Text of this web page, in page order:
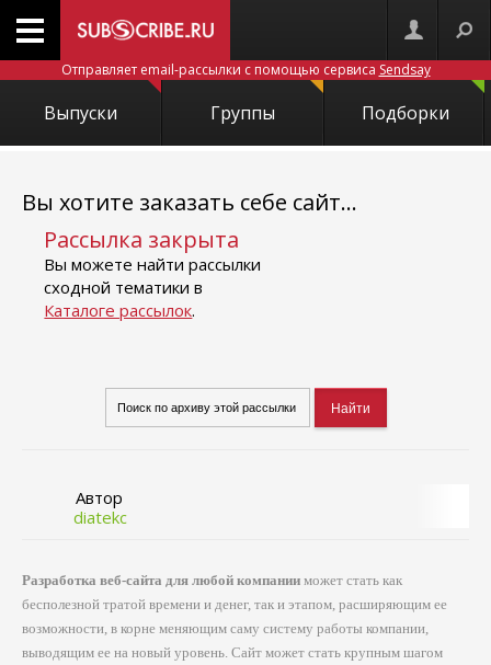
Отправляет email-рассылки с помощью сервиса Sendsay
Выпуски Группы Подборки
Вы хотите заказать себе сайт...
Рассылка закрыта
Вы можете найти рассылки
сходной тематики в
Каталоге рассылок.
Автор
diatekc
Разработка веб-сайта для любой компании может стать как
бесполезной тратой времени и денег, так и этапом, расширяющим ее
возможности, в корне меняющим саму систему работы компании,
выводящим ее на новый уровень. Сайт может стать крупным шагом